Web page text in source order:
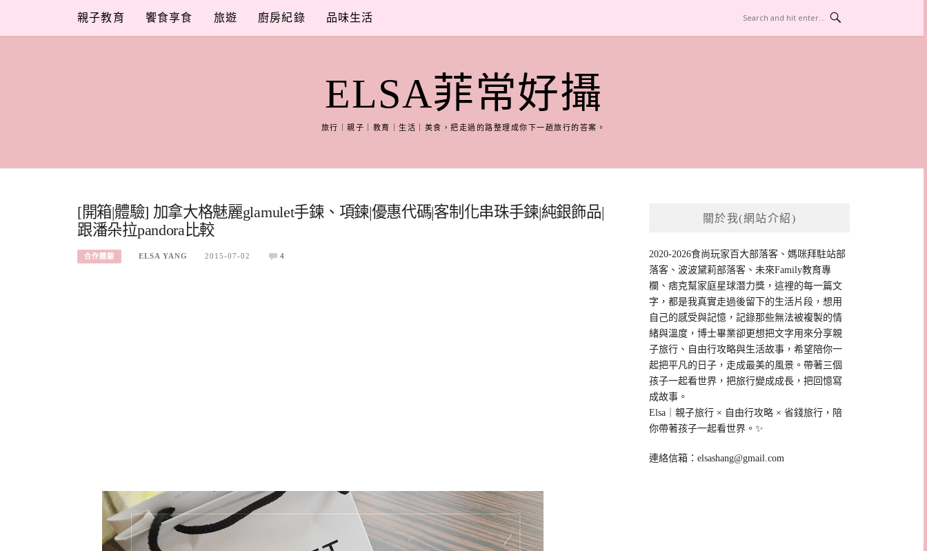
content
親子教育 饗食享食 旅遊 廚房紀錄 品味生活
ELSA菲常好攝
旅行｜親子｜教育｜生活｜美食，把走過的路整理成你下一趟旅行的答案。
[開箱|體驗] 加拿大格魅麗glamulet手鍊、項鍊|優惠代碼|客制化串珠手鍊|純銀飾品|
跟潘朵拉pandora比較
合作體驗 ELSA YANG 2015-07-02 4
關於我(網站介紹)
2020-2026食尚玩家百大部落客、媽咪拜駐站部
落客、波波黛莉部落客、未來Family教育專
欄、痞克幫家庭星球潛力獎，這裡的每一篇文
字，都是我真實走過後留下的生活片段，想用
自己的感受與記憶，記錄那些無法被複製的情
緒與溫度，博士畢業卻更想把文字用來分享親
子旅行、自由行攻略與生活故事，希望陪你一
起把平凡的日子，走成最美的風景。帶著三個
孩子一起看世界，把旅行變成成長，把回憶寫
成故事。
Elsa｜親子旅行 × 自由行攻略 × 省錢旅行，陪
你帶著孩子一起看世界。✨
連絡信箱：elsashang@gmail.com